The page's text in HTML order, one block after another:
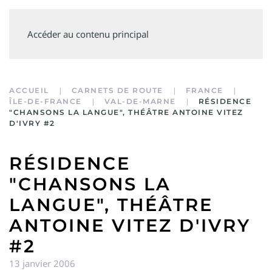
Accéder au contenu principal
MINVIELLE
ACCUEIL CARNETS DE ROUTE
FRANCE
ÎLE-DE-FRANCE
VAL-DE-MARNE
RÉSIDENCE
"CHANSONS LA LANGUE", THÉÂTRE ANTOINE VITEZ
D'IVRY #2
RÉSIDENCE
"CHANSONS LA
LANGUE", THÉÂTRE
ANTOINE VITEZ D'IVRY
#2
13 janvier 2006